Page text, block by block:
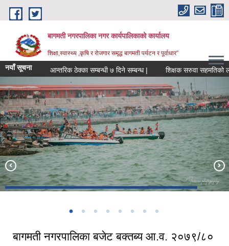
Skip to main content
बागमती नगरपालिका नगर कार्यपालिकाको कार्यालय
शिक्षा,स्वास्थ्य ,कृषि र रोजगार समृद्ध बागमती पर्यटन र पूर्वाधार”
नयाँ सूचना आन्तरिक ठेक्का सम्बन्धी ७ दिने सम्बन्ध | शिक्षक सरुवा
Construction of Municipal Park with Resort (Working -Under
बागमती नगरपालिका बजेट बक्तब्य आ.व. २०७९/८०